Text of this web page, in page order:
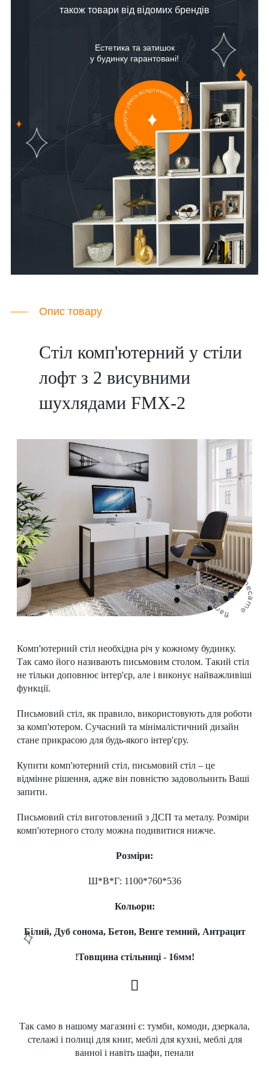
також товари від відомих брендів
Естетика та затишок
у будинку гарантовані!
Опис товару
Стіл комп'ютерний у стіли
лофт з 2 висувними
шухлядами FMX-2
Комп'ютерний стіл необхідна річ у кожному будинку.
Так само його називають письмовим столом. Такий стіл
не тільки доповнює інтер'єр, але і виконує найважливіші
функції.
Письмовий стіл, як правило, використовують для роботи
за комп'ютером. Сучасний та мінімалістичний дизайн
стане прикрасою для будь-якого інтер'єру.
Купити комп'ютерний стіл, письмовий стіл – це
відмінне рішення, адже він повністю задовольнить Ваші
запити.
Письмовий стіл виготовлений з ДСП та металу. Розміри
комп'ютерного столу можна подивитися нижче.
Розміри:
Ш*В*Г: 1100*760*536
Кольори:
Білий, Дуб сонома, Бетон, Венге темний, Антрацит
!Товщина стільниці - 16мм!
Так само в нашому магазині є: тумби, комоди, дзеркала,
стелажі і полиці для книг, меблі для кухні, меблі для
ванної і навіть шафи, пенали